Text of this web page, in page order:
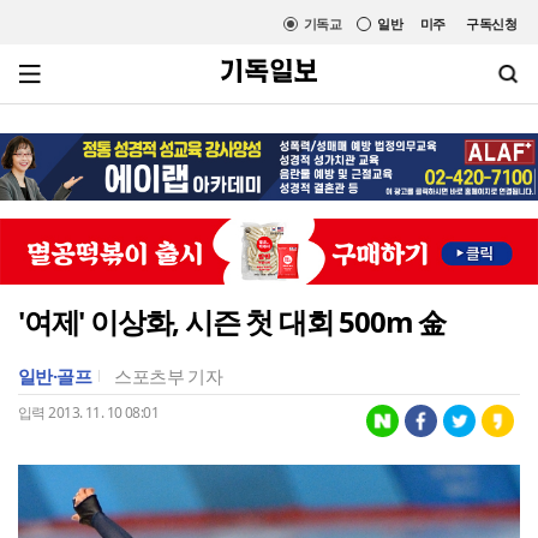
미주 구독신청
일반
기독교
'여제' 이상화, 시즌 첫 대회 500m 金
일반·골프 스포츠부 기자
입력 2013. 11. 10 08:01